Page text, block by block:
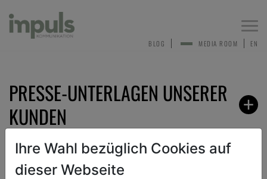
EN
MEDIA ROOM
BLOG
PRESSE-UNTERLAGEN UNSERER
KUNDEN
Ihre Wahl bezüglich Cookies auf
dieser Webseite